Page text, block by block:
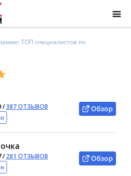
ТОП специалистов по
/387 ОТЗЫВОВ
Обзор
/281 ОТЗЫВОВ
Обзор